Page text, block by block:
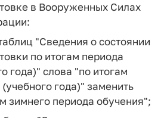
в Вооруженных Силах
"Сведения о состоянии
по итогам периода
года)" слова "по итогам
года)" заменить
зимнего периода обучения";